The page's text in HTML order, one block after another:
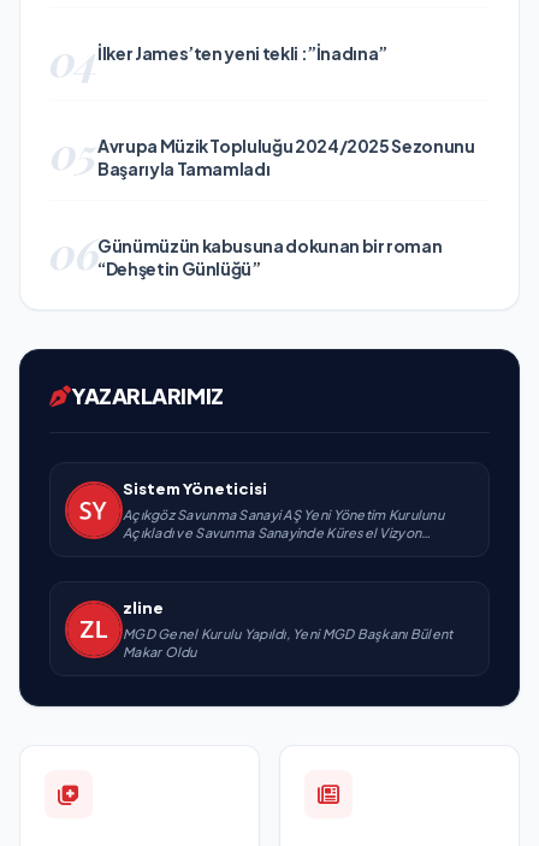
04İlker James’ten yeni tekli :”İnadına”
05Avrupa Müzik Topluluğu 2024/2025 Sezonunu
Başarıyla Tamamladı
06Günümüzün kabusuna dokunan bir roman
“Dehşetin Günlüğü”
YAZARLARIMIZ
Sistem Yöneticisi
Açıkgöz Savunma Sanayi AŞ Yeni Yönetim Kurulunu
Açıkladı ve Savunma Sanayinde Küresel Vizyon
zline
MGD Genel Kurulu Yapıldı, Yeni MGD Başkanı Bülent
Makar Oldu